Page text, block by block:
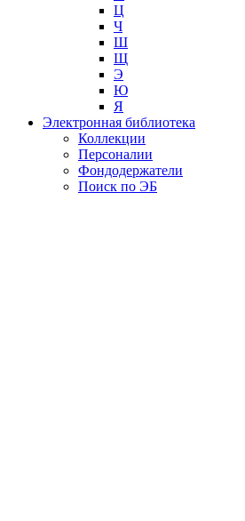
Ц
Ч
Ш
Щ
Э
Ю
Я
Электронная библиотека
Коллекции
Персоналии
Фондодержатели
Поиск по ЭБ